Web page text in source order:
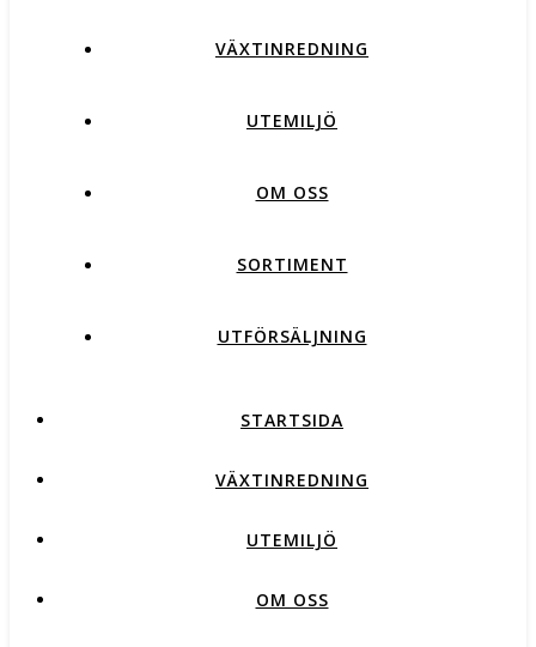
VÄXTINREDNING
UTEMILJÖ
OM OSS
SORTIMENT
UTFÖRSÄLJNING
STARTSIDA
VÄXTINREDNING
UTEMILJÖ
OM OSS